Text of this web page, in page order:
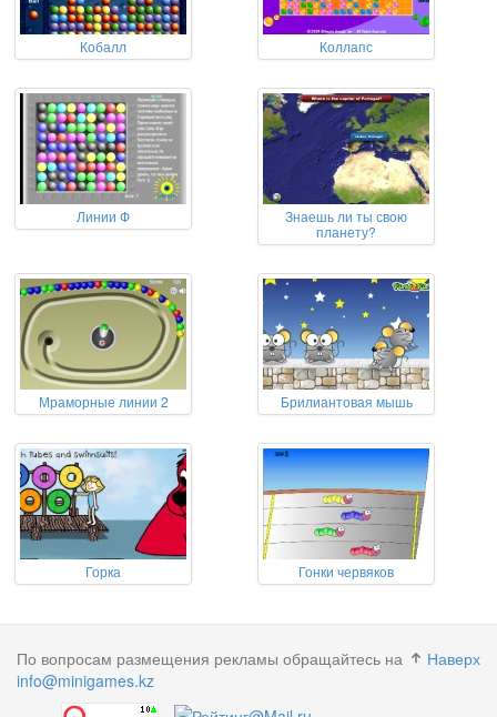
Кобалл Коллапс
Линии Ф
Знаешь ли ты свою
планету?
Мраморные линии 2 Брилиантовая мышь
Горка Гонки червяков
Наверх
По вопросам размещения рекламы обращайтесь на
info@minigames.kz